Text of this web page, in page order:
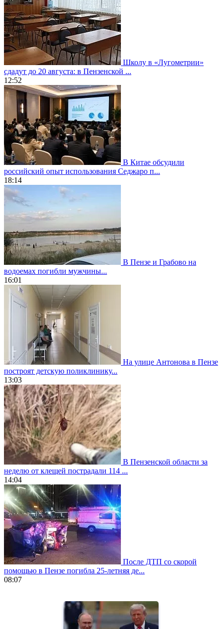
Школу в «Лугометрии»
сдадут до 20 августа: в Пензенской ...
12:52
В Китае обсудили
российский опыт использования Седжаро п...
18:14
В Пензе и Грабово на
водоемах погибли мужчины...
16:01
На улице Антонова в Пензе
построят детскую поликлинику...
13:03
В Пензенской области за
неделю от клещей пострадали 114 ...
14:04
После ДТП со скорой
помощью в Пензе погибла 25-летняя де...
08:07